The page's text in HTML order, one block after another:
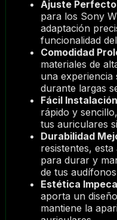
Ajuste Perfecto
para los Sony
adaptación
funcionalidad
Comodidad
materiales de
una experiencia
durante largas
Fácil Instalación
rápido y
tus auriculares
Durabilidad
resistentes,
para durar y
de tus
Estética
aporta un
mantiene la